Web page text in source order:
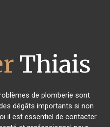
Thiais
de plomberie sont
dégâts importants si non
il est essentiel de contacter